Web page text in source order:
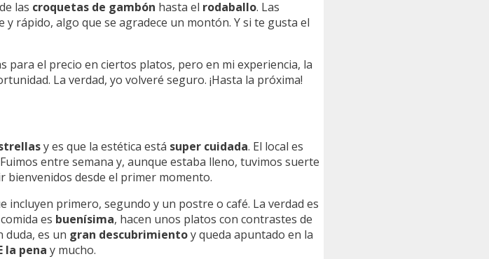
las croquetas de gambón hasta el rodaballo. Las
rápido, algo que se agradece un montón. Y si te gusta el
para el precio en ciertos platos, pero en mi experiencia, la
La verdad, yo volveré seguro. ¡Hasta la próxima!
y es que la estética está super cuidada. El local es
entre semana y, aunque estaba lleno, tuvimos suerte
bienvenidos desde el primer momento.
incluyen primero, segundo y un postre o café. La verdad es
es buenísima, hacen unos platos con contrastes de
duda, es un gran descubrimientoy queda apuntado en la
la pena y mucho.